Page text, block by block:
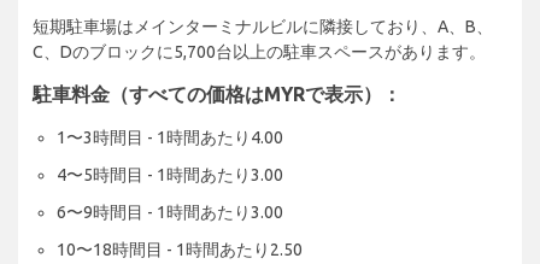
短期駐車場はメインターミナルビルに隣接しており、A、B、
C、Dのブロックに5,700台以上の駐車スペースがあります。
駐車料金（すべての価格はMYRで表示）：
1〜3時間目 - 1時間あたり4.00
4〜5時間目 - 1時間あたり3.00
6〜9時間目 - 1時間あたり3.00
10〜18時間目 - 1時間あたり2.50